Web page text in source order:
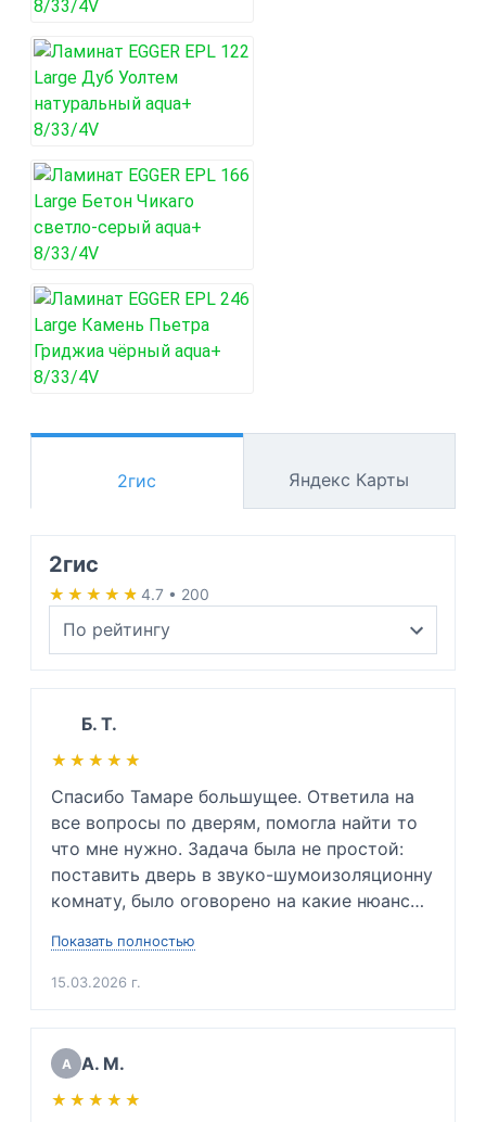
2гис Яндекс Карты
2гис
★★★★★
★★★★★ 4.7 • 200
Б. Т.
★★★★★
★★★★★
Спасибо Тамаре большущее. Ответила на
все вопросы по дверям, помогла найти то
что мне нужно. Задача была не простой:
поставить дверь в звуко-шумоизоляционну
комнату, было оговорено на какие нюансы
невозможно избежать. Так же подсказала
какую входную дверь нужно будет купить в
будущем, ибо мою дверь повело. Сразу
сказала приблизительную цену. Очень
вежлива и подкованный специалист своего
дела. Очень благодарен.
(Для инженеров: хорошо разбирается в
Показать полностью
15.03.2026 г.
А А. М.
★★★★★
★★★★★